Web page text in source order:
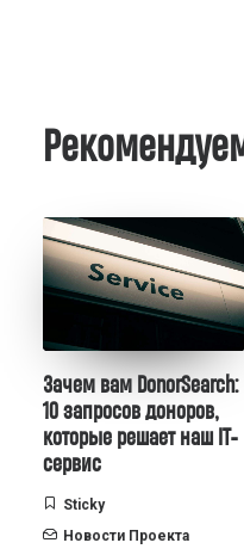
Зачем вам DonorSearch:
10 запросов доноров,
которые решает наш IT-
сервис
Sticky
Новости Проекта